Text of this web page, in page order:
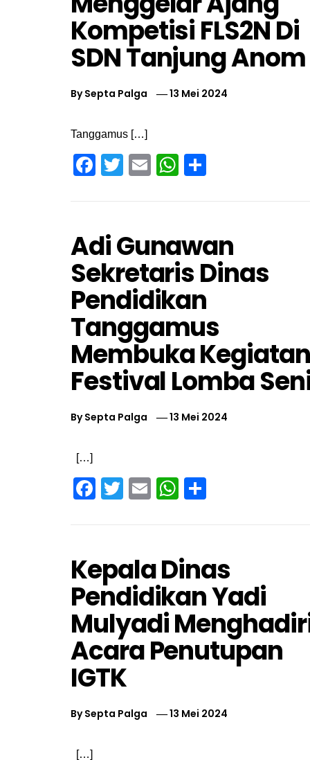
Kompetisi FLS2N Di
SDN Tanjung Anom
BySepta Palga 13 Mei 2024
Tanggamus […]
Facebook
TwitterEmailWhatsApp
Adi Gunawan
Sekretaris Dinas
Pendidikan
Tanggamus
Membuka Kegiatan
Festival Lomba
BySepta Palga 13 Mei 2024
[…]
Facebook
TwitterEmailWhatsApp
Kepala Dinas
Pendidikan Yadi
Mulyadi
Acara Penutupan
IGTK
BySepta Palga 13 Mei 2024
[…]